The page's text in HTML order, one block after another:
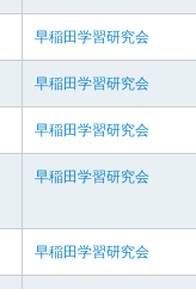
早稲田学習研究会
早稲田学習研究会
早稲田学習研究会
早稲田学習研究会
早稲田学習研究会